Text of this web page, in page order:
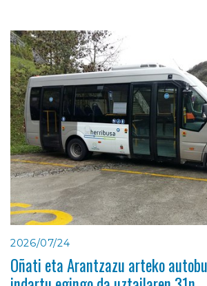
2026/07/24
Oñati eta Arantzazu arteko